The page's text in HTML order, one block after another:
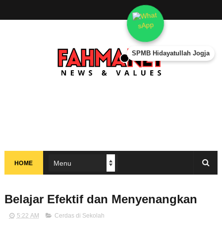
HOME
Belajar Efektif dan Menyenangkan
5:22 AM Cerdas di Sekolah
SPMB Hidayatullah Jogja